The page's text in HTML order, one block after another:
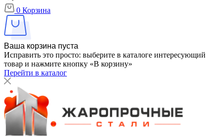
0 Корзина
Ваша корзина пуста
Исправить это просто: выберите в каталоге интересующий
товар и нажмите кнопку «В корзину»
Перейти в каталог